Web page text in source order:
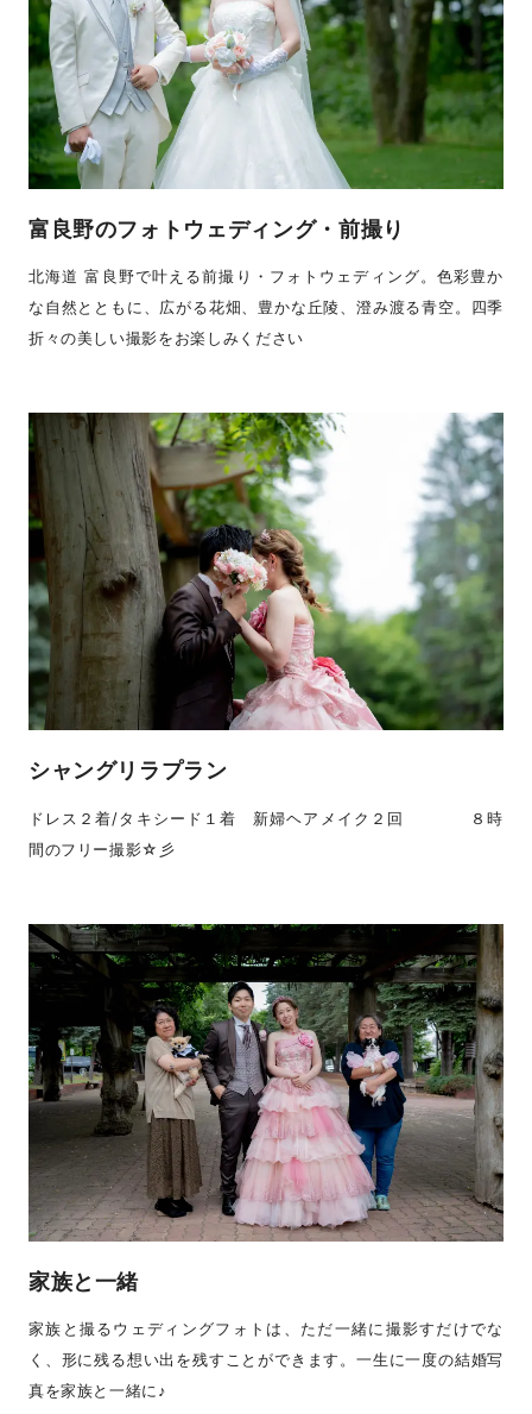
富良野のフォトウェディング・前撮り
北海道 富良野で叶える前撮り・フォトウェディング。色彩豊か
な自然とともに、広がる花畑、豊かな丘陵、澄み渡る青空。四季
折々の美しい撮影をお楽しみください
シャングリラプラン
ドレス２着/タキシード１着 新婦ヘアメイク２回 ８時
間のフリー撮影☆彡
家族と一緒
家族と撮るウェディングフォトは、ただ一緒に撮影すだけでな
く、形に残る想い出を残すことができます。一生に一度の結婚写
真を家族と一緒に♪